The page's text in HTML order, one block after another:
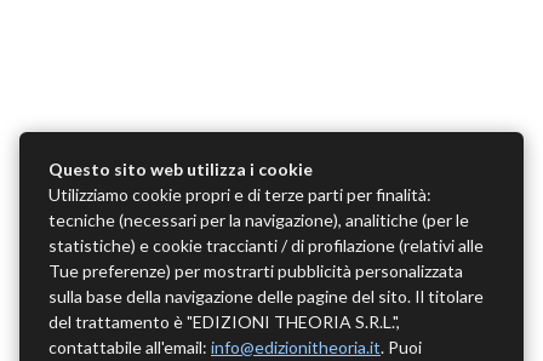
Questo sito web utilizza i cookie
Utilizziamo cookie propri e di terze parti per finalità:
tecniche (necessari per la navigazione), analitiche (per le
statistiche) e cookie traccianti / di profilazione (relativi alle
Tue preferenze) per mostrarti pubblicità personalizzata
sulla base della navigazione delle pagine del sito. Il titolare
del trattamento è "EDIZIONI THEORIA S.R.L.",
contattabile all'email: info@edizionitheoria.it. Puoi